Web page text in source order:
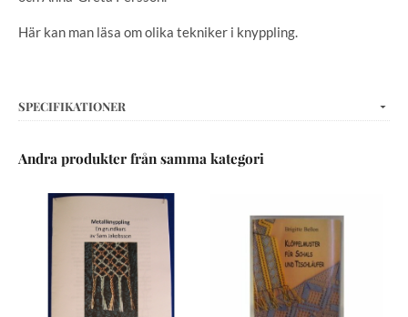
Här kan man läsa om olika tekniker i knyppling.
SPECIFIKATIONER
Andra produkter från samma kategori